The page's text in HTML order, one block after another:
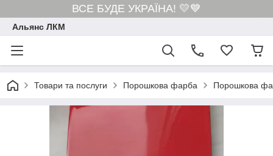
ВСЕ БУДЕ УКРАЇНА! 💛💙
Альянс ЛКМ
Товари та послуги Порошкова фарба Порошкова